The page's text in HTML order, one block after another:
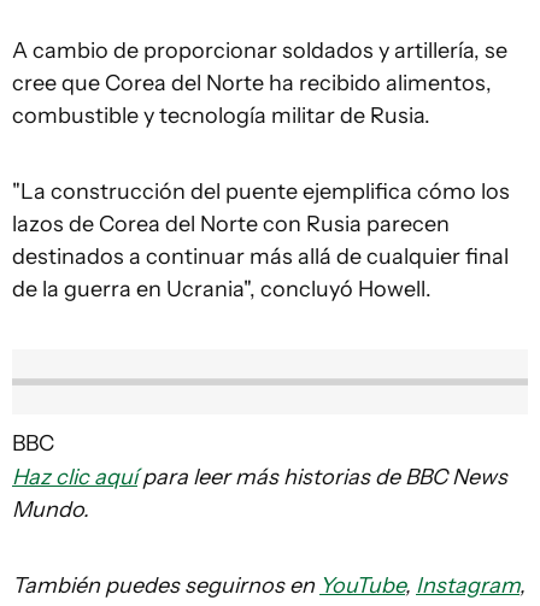
A cambio de proporcionar soldados y artillería, se
cree que Corea del Norte ha recibido alimentos,
combustible y tecnología militar de Rusia.
"La construcción del puente ejemplifica cómo los
lazos de Corea del Norte con Rusia parecen
destinados a continuar más allá de cualquier final
de la guerra en Ucrania", concluyó Howell.
BBC
Haz clic aquípara leer más historias de BBC News
Mundo.
También puedes seguirnos en YouTube, Instagram,